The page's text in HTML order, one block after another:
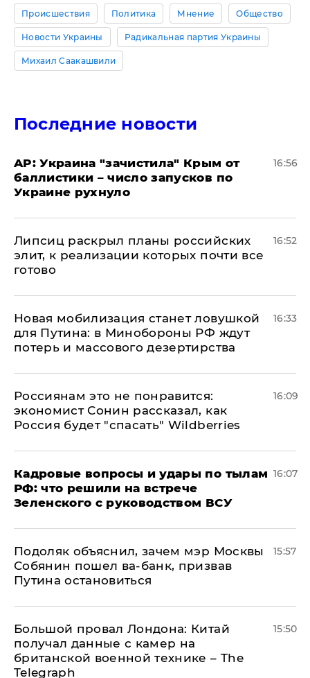
Происшествия Политика Мнение Общество
Новости Украины Радикальная партия Украины
Михаил Саакашвили
Последние новости
AP: Украина "зачистила" Крым от
баллистики – число запусков по
Украине рухнуло
16:56
Липсиц раскрыл планы российских
элит, к реализации которых почти все
готово
16:52
​Новая мобилизация станет ловушкой
для Путина: в Минобороны РФ ждут
потерь и массового дезертирства
16:33
Россиянам это не понравится:
экономист Сонин рассказал, как
Россия будет "спасать" Wildberries
16:09
Кадровые вопросы и удары по тылам
РФ: что решили на встрече
Зеленского с руководством ВСУ
16:07
Подоляк объяснил, зачем мэр Москвы
Собянин пошел ва-банк, призвав
Путина остановиться
15:57
Большой провал Лондона: Китай
получал данные с камер на
британской военной технике – The
Telegraph
15:50